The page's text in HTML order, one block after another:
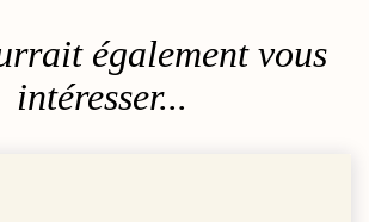
également vous
intéresser...